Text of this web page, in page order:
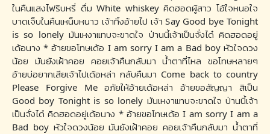
ในคืนแสงไฟริบหรี่ ดื่ม White whiskey คิดฮอดผู้สาว โอ้ใจหนอใจ
บาดเจ็บในคืนเหน็บหนาว เจ้าทิ้งอ้ายไป เจ้า Say Good bye Tonight
is so lonely มันเหงาแทบจะขาดใจ ป่านนี้เจ้าเป็นจั่งได๋ คิดฮอดอยู่
เด้อนาง * อ้ายขอโทษเด้อ I am sorry I am a Bad boy หัวใจดวง
น้อย มันยังเฝ้าคอย คอยเจ้าคืนกลับมา น้ำตาที่ไหล ขอโทษหลายๆ
อ้ายบ่อยากเสียเจ้าไปเด้อหล่า กลับคืนมา Come back to country
Please Forgive Me อภัยให้อ้ายเด้อหล่า อ้ายขอสัญญา สิเป็น
Good boy Tonight is so lonely มันเหงาแทบจะขาดใจ ป่านนี้เจ้า
เป็นจั่งได๋ คิดฮอดอยู่เด้อนาง * อ้ายขอโทษเด้อ I am sorry I am a
Bad boy หัวใจดวงน้อย มันยังเฝ้าคอย คอยเจ้าคืนกลับมา น้ำตาที่